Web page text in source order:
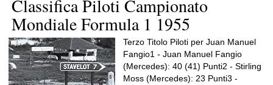
Classifica Piloti Campionato
Mondiale Formula 1 1955
Terzo Titolo Piloti per Juan Manuel
Fangio1 - Juan Manuel Fangio
(Mercedes): 40 (41) Punti2 - Stirling
Moss (Mercedes): 23 Punti3 -